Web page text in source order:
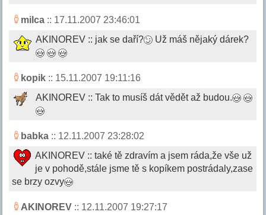
milca :: 17.11.2007 23:46:01
AKINOREV :: jak se daří?
Už máš nějaký dárek?
kopik :: 15.11.2007 19:11:16
AKINOREV :: Tak to musíš dát vědět až budou.
babka :: 12.11.2007 23:28:02
AKINOREV :: také tě zdravím a jsem ráda,že vše už
je v pohodě,stále jsme tě s kopíkem postrádaly,zase
se brzy ozvy
AKINOREV :: 12.11.2007 19:27:17